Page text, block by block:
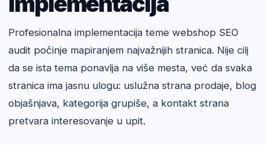
Profesionalna implementacija teme webshop SEO
audit počinje mapiranjem najvažnijih stranica. Nije cilj
da se ista tema ponavlja na više mesta, već da svaka
stranica ima jasnu ulogu: uslužna strana prodaje, blog
objašnjava, kategorija grupiše, a kontakt strana
pretvara interesovanje u upit.